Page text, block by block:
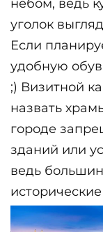
небом, ведь
уголок
Если
удобную
;) Визитной
назвать
городе
зданий или
ведь